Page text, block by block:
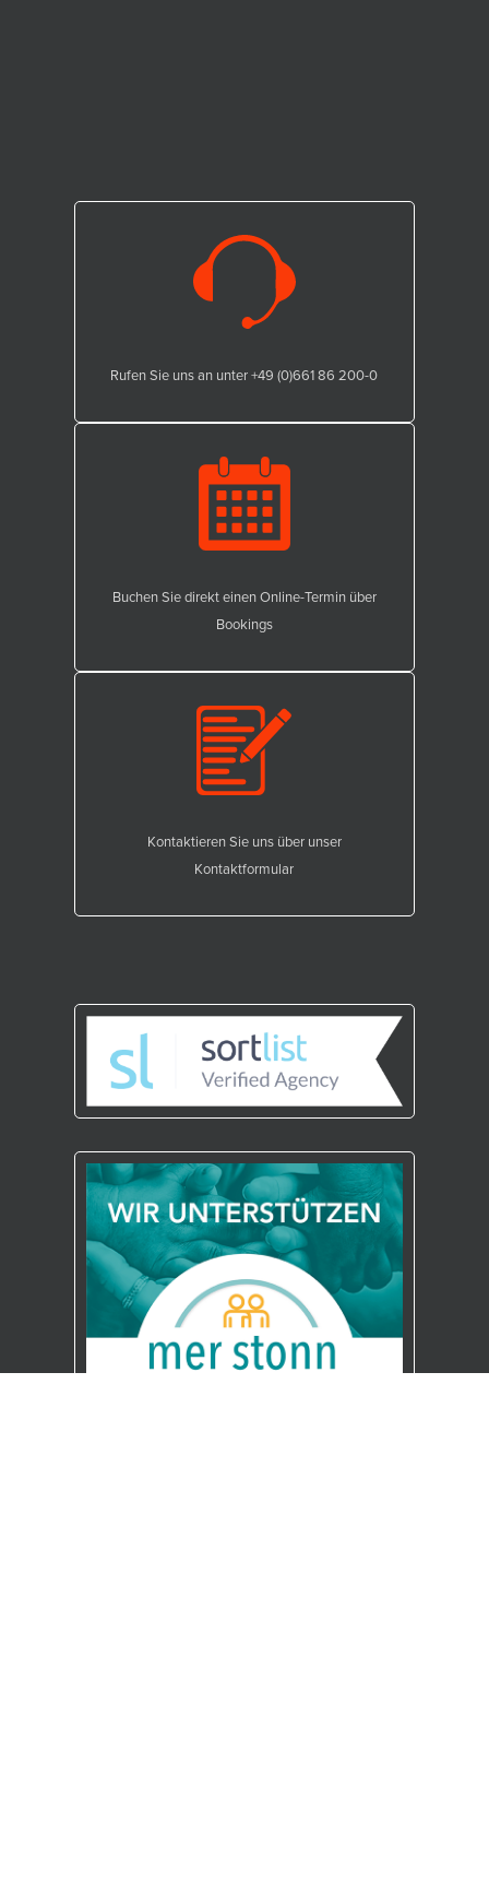
Rufen Sie uns an unter +49 (0)661 86 200-0
Buchen Sie direkt einen Online-Termin über
Bookings
Kontaktieren Sie uns über unser
Kontaktformular